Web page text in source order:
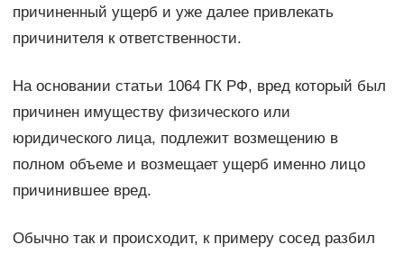
причиненный ущерб и уже далее привлекать
причинителя к ответственности.
На основании статьи 1064 ГК РФ, вред который был
причинен имуществу физического или
юридического лица, подлежит возмещению в
полном объеме и возмещает ущерб именно лицо
причинившее вред.
Обычно так и происходит, к примеру сосед разбил